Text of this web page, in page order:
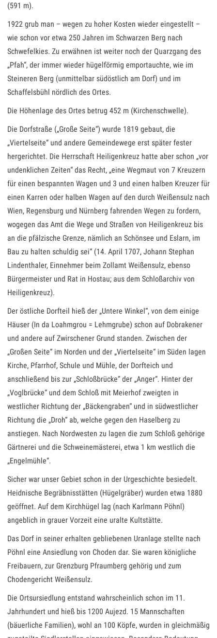
(591 m).
1922 grub man – wegen zu hoher Kosten wieder eingestellt –
wie schon vor etwa 250 Jahren im Schwarzen Berg nach
Schwefelkies. Zu erwähnen ist weiter noch der Quarzgang des
„Pfah“, der immer wieder hügelförmig emportauchte, wie im
Steineren Berg (unmittelbar südöstlich am Dorf) und im
Schaffelsbühl nördlich des Ortes.
Die Höhenlage des Ortes betrug 452 m (Kirchenschwelle).
Die Dorfstraße („Große Seite“) wurde 1819 gebaut, die
„Viertelseite“ und andere Gemeindewege erst später fester
hergerichtet. Die Herrschaft Heiligenkreuz hatte aber schon „vor
undenklichen Zeiten“ das Recht, „eine Wegmaut von 7 Kreuzern
für einen bespannten Wagen und 3 und einen halben Kreuzer für
einen Karren oder halben Wagen auf den durch Weißensulz nach
Wien, Regensburg und Nürnberg fahrenden Wegen zu fordern,
wogegen das Amt die Wege und Straßen von Heiligenkreuz bis
an die pfälzische Grenze, nämlich an Schönsee und Eslarn, im
Bau zu halten schuldig sei“ (14. April 1707, Johann Stephan
Lindenthaler, Einnehmer beim Zollamt Weißensulz, ebenso
Bürgermeister und Rat in Hostau; aus dem Schloßarchiv von
Heiligenkreuz).
Der östliche Dorfteil hieß der „Untere Winkel“, von dem einige
Häuser (In da Loahmgrou = Lehmgrube) schon auf Dobrakener
und andere auf Zwirschener Grund standen. Zwischen der
„Großen Seite“ im Norden und der „Viertelseite“ im Süden lagen
Kirche, Pfarrhof, Schule und Mühle, der Dorfteich und
anschließend bis zur „Schloßbrücke“ der „Anger“. Hinter der
„Voglbrücke“ und dem Schloß mit Meierhof zweigten in
westlicher Richtung der „Bäckengraben“ und in südwestlicher
Richtung die „Droh“ ab, welche gegen den Haselberg zu
anstiegen. Nach Nordwesten zu lagen die zum Schloß gehörige
Gärtnerei und die Schweinemästerei, etwa 1 km westlich die
„Engelmühle“.
Sicher war unser Gebiet schon in der Urgeschichte besiedelt.
Heidnische Begräbnisstätten (Hügelgräber) wurden etwa 1880
geöffnet. Auf dem Kirchhügel lag (nach Karlmann Pöhnl)
angeblich in grauer Vorzeit eine uralte Kultstätte.
Das Dorf in seiner erhalten gebliebenen Uranlage stellte nach
Pöhnl eine Ansiedlung von Choden dar. Sie waren königliche
Freibauern, zur Grenzburg Pfraumberg gehörig und zum
Chodengericht Weißensulz.
Die Ortsursiedlung entstand wahrscheinlich schon im 11.
Jahrhundert und hieß bis 1200 Aujezd. 15 Mannschaften
(bäuerliche Familien), wohl an 100 Köpfe, wurden in gleichmäßig